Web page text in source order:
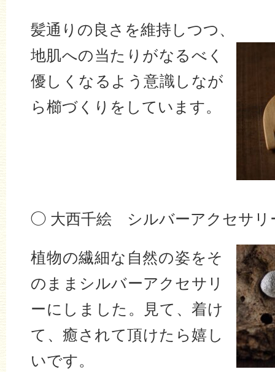
髪通りの良さを維持しつつ、
地肌への当たりがなるべく
優しくなるよう意識しなが
ら櫛づくりをしています。
◯ 大西千絵 シルバーアクセサリ
植物の繊細な自然の姿をそ
のままシルバーアクセサリ
ーにしました。見て、着け
て、癒されて頂けたら嬉し
いです。